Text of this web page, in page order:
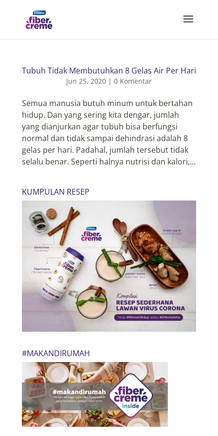
Tubuh Tidak Membutuhkan 8 Gelas Air Per Hari
Jun 25, 2020| 0 Komentar
Semua manusia butuh minum untuk bertahan
hidup. Dan yang sering kita dengar, jumlah
yang dianjurkan agar tubuh bisa berfungsi
normal dan tidak sampai dehindrasi adalah 8
gelas per hari. Padahal, jumlah tersebut tidak
selalu benar. Seperti halnya nutrisi dan kalori,...
KUMPULAN RESEP
#MAKANDIRUMAH